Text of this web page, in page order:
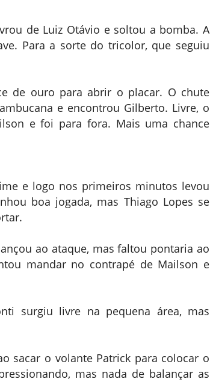
de Luiz Otávio e soltou a bomba. A
Para a sorte do tricolor, que seguiu
de ouro para abrir o placar. O chute
e encontrou Gilberto. Livre, o
e foi para fora. Mais uma chance
e logo nos primeiros minutos levou
boa jogada, mas Thiago Lopes se
ao ataque, mas faltou pontaria ao
mandar no contrapé de Mailson e
surgiu livre na pequena área, mas
sacar o volante Patrick para colocar o
mas nada de balançar as